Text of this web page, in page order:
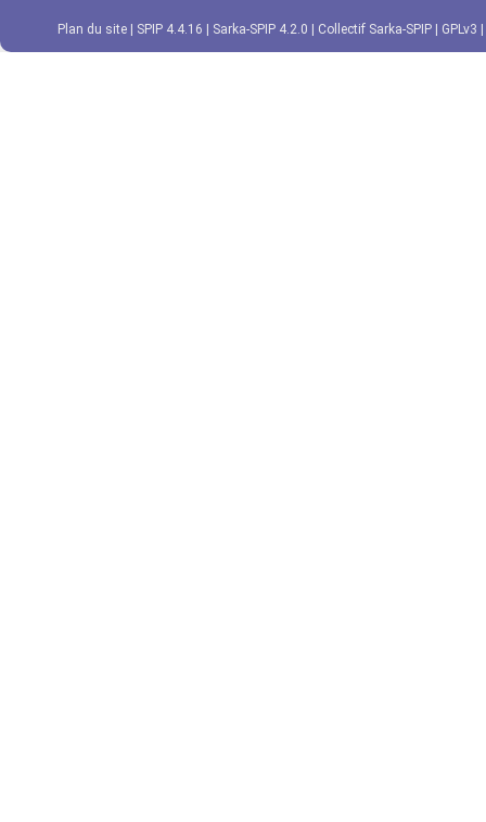
Plan du site SPIP 4.4.16 Sarka-SPIP 4.2.0 Collectif Sarka-SPIP GPLv3